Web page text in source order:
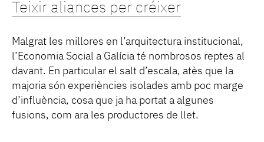
Teixir aliances per créixer
Malgrat les millores en l’arquitectura institucional,
l’Economia Social a Galícia té nombrosos reptes al
davant. En particular el salt d’escala, atès que la
majoria són experiències isolades amb poc marge
d’influència, cosa que ja ha portat a algunes
fusions, com ara les productores de llet.